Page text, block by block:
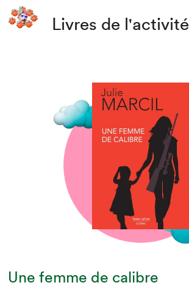
Livres de l'activité
Une femme de calibre